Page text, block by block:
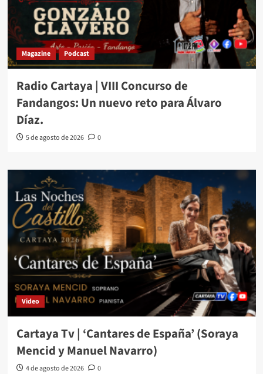
Magazine Podcast
Radio Cartaya | VIII Concurso de
Fandangos: Un nuevo reto para Álvaro
Díaz.
5 de agosto de 2026 0
Video
Cartaya Tv | ‘Cantares de España’ (Soraya
Mencid y Manuel Navarro)
4 de agosto de 2026 0